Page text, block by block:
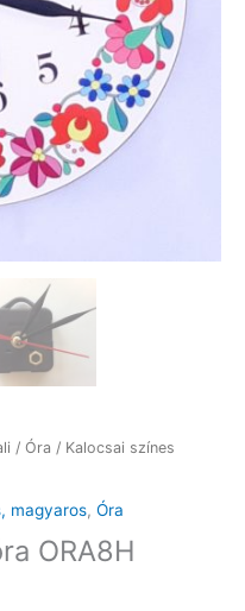
/ Óra / Kalocsai színes
magyaros, Óra
ORA8H